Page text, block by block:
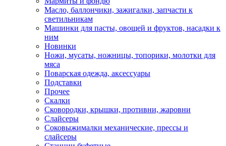
Масло, баллончики, зажигалки, запчасти к
светильникам
Машинки для пасты, овощей и фруктов, насадки к
ним
Новинки
Ножи, мусаты, ножницы, топорики, молотки для
мяса
Поварская одежда, аксессуары
Подставки
Прочее
Скалки
Сковородки, крышки, противни, жаровни
Слайсеры
Соковыжималки механические, прессы и
слайсеры